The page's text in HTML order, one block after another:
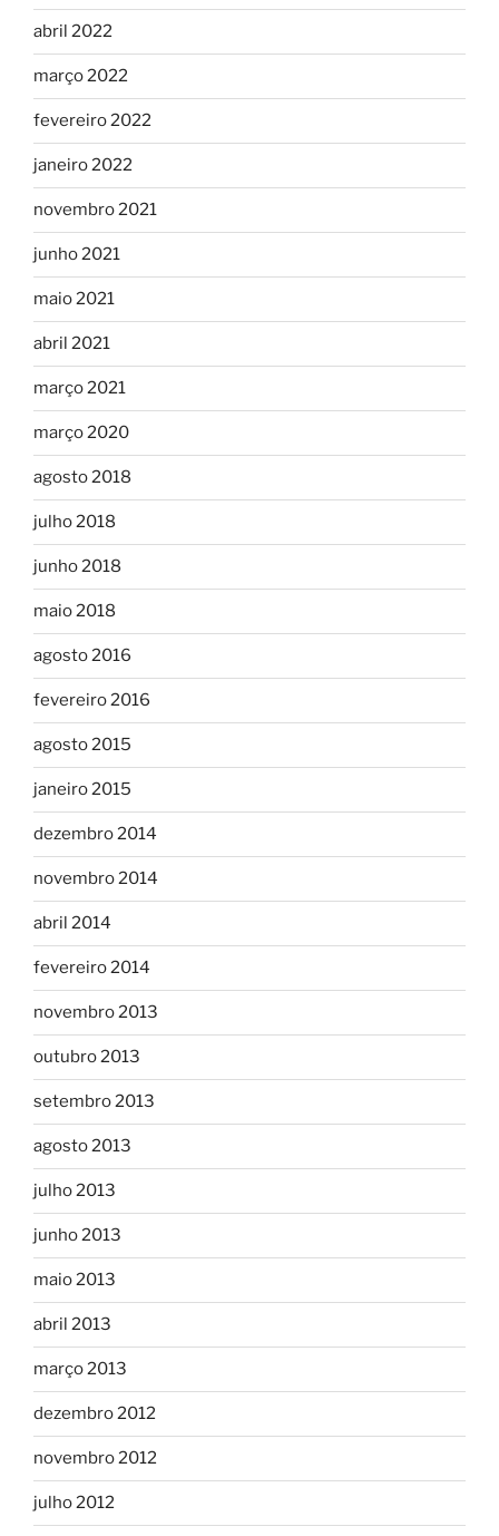
abril 2022
março 2022
fevereiro 2022
janeiro 2022
novembro 2021
junho 2021
maio 2021
abril 2021
março 2021
março 2020
agosto 2018
julho 2018
junho 2018
maio 2018
agosto 2016
fevereiro 2016
agosto 2015
janeiro 2015
dezembro 2014
novembro 2014
abril 2014
fevereiro 2014
novembro 2013
outubro 2013
setembro 2013
agosto 2013
julho 2013
junho 2013
maio 2013
abril 2013
março 2013
dezembro 2012
novembro 2012
julho 2012